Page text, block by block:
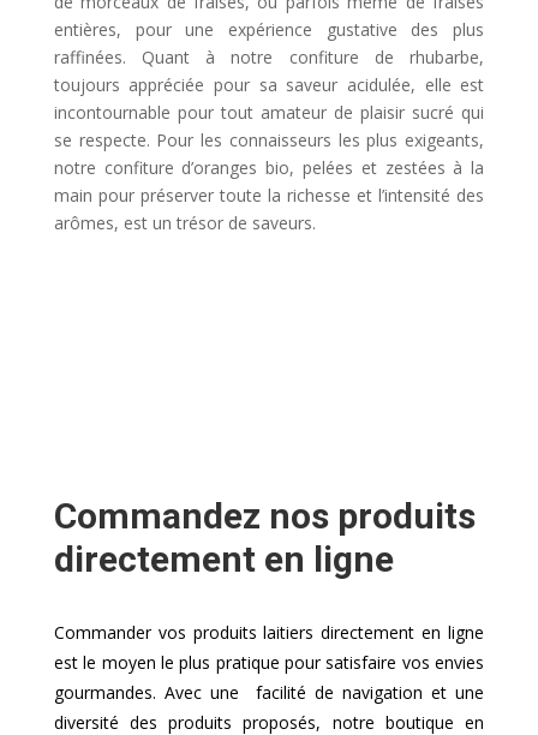
entières, pour une expérience gustative des plus
raffinées. Quant à notre confiture de rhubarbe,
toujours appréciée pour sa saveur acidulée, elle est
incontournable pour tout amateur de plaisir sucré qui
se respecte. Pour les connaisseurs les plus exigeants,
notre confiture d’oranges bio, pelées et zestées à la
main pour préserver toute la richesse et l’intensité des
arômes, est un trésor de saveurs.
Commandez nos produits
directement en ligne
Commander vos produits laitiers directement en ligne
est le moyen le plus pratique pour satisfaire vos envies
gourmandes. Avec une facilité de navigation et une
diversité des produits proposés, notre boutique en